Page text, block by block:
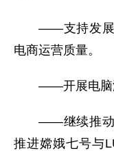
——支持发展
电商运营质量。
——开展电脑
——继续推动
推进嫦娥七号与